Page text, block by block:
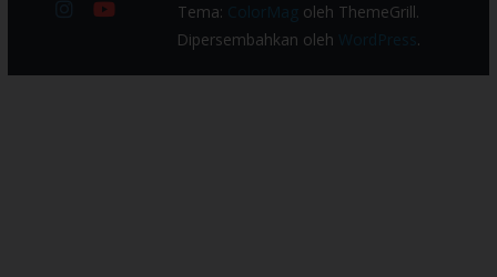
Tema: ColorMagoleh ThemeGrill.
Dipersembahkan oleh WordPress .